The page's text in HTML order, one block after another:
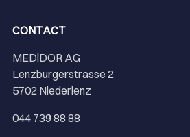
CONTACT
MEDiDOR AG
Lenzburgerstrasse 2
5702 Niederlenz
044 739 88 88